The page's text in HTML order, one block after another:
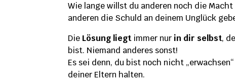
Wie lange willst du anderen noch die
anderen die Schuld an deinem Unglück
Die Lösung liegtimmer nur in dir selbst,
bist. Niemand anderes sonst!
Es sei denn, du bist noch nicht
deiner Eltern halten.